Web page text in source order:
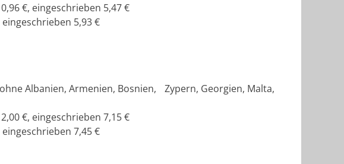
€, eingeschrieben 5,47 €
5,93 €
Albanien, Armenien, Bosnien, Zypern, Georgien, Malta,
€, eingeschrieben 7,15 €
7,45 €